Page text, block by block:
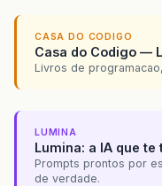
CASA DO CODIGO
Casa do Codigo —
Livros de
LUMINA
Lumina: a IA que
Prompts prontos por
de verdade.